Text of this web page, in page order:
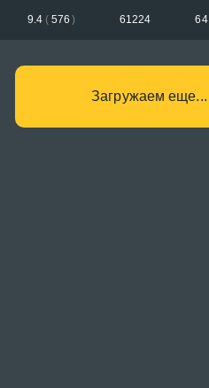
9.4 ( 576 ) 61224 64
Загружаем еще...